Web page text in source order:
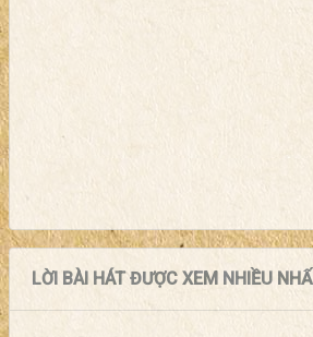
LỜI BÀI HÁT ĐƯỢC XEM NHIỀU